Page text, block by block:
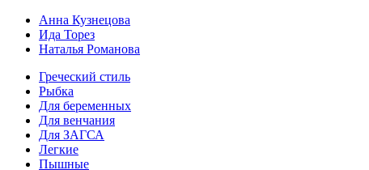
Анна Кузнецова
Ида Торез
Наталья Романова
Греческий стиль
Рыбка
Для беременных
Для венчания
Для ЗАГСА
Легкие
Пышные